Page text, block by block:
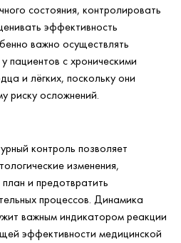
состояния, контролировать
эффективность
важно осуществлять
пациентов с хроническими
и лёгких, поскольку они
риску осложнений.
контроль позволяет
изменения,
и предотвратить
процессов. Динамика
важным индикатором реакции
эффективности медицинской